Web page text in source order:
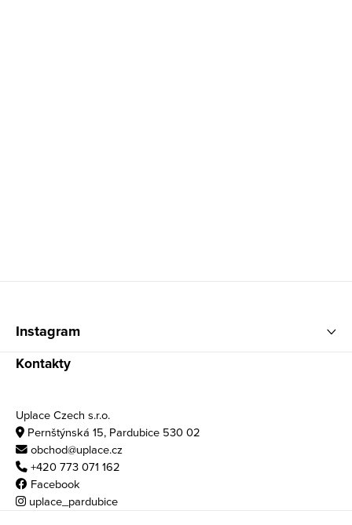
Instagram
Kontakty
Uplace Czech s.r.o.
Pernštýnská 15, Pardubice 530 02
obchod@uplace.cz
+420 773 071 162
Facebook
uplace_pardubice